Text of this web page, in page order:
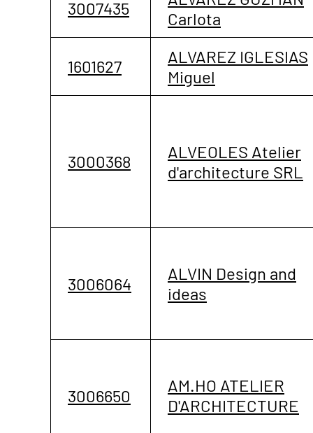
3007435
Carlota
1601627
ALVAREZ IGLESIAS
Miguel
3000368
ALVEOLES Atelier
d'architecture SRL
3006064
ALVIN Design and
ideas
3006650
AM.HO ATELIER
D'ARCHITECTURE